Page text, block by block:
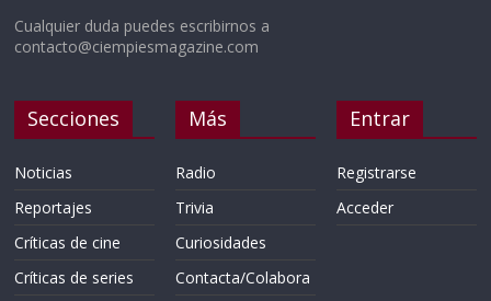
Cualquier duda puedes escribirnos a
contacto@ciempiesmagazine.com
Secciones
Noticias
Reportajes
Críticas de cine
Críticas de series
Más
Radio
Trivia
Curiosidades
Contacta/Colabora
Entrar
Registrarse
Acceder